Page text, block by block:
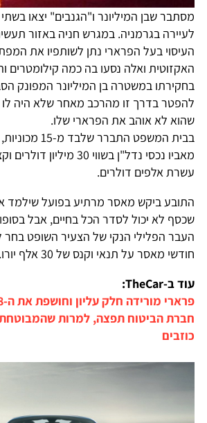
מסתבר שבן המיליונר ו"הגנבים" יצאו בשתי
לעיירה בגרמניה. במגרש חניה באזור
העיסוי בעל הפרארי נתן לשותפיו את
האקזוטית ואלה נסעו בה כמה קילומטרים
בחקירתו במשטרה בן המיליונר המפונק
להפטר בדרך זו מהרכב מאחר שלא היה לו
שהוא לא אוהב את הפרארי שלו.
בבית המשפט
מאביו נכסי נדל"ן בשווי 30
עשרת אלפים דולרים.
התובע ביקש מאסר מרתיע בפועל שילמד
שכסף לא יכול לסדר הכל בחיים, אבל
חודשי מאסר על תנאי וקנס של 30 אלף יורו.
עוד ב-TheCar:
פרארי מורידה חלק עליון וחושפת את ה-488 ספיידר
חברת הביטוח תפצה, למרות
כוזבים